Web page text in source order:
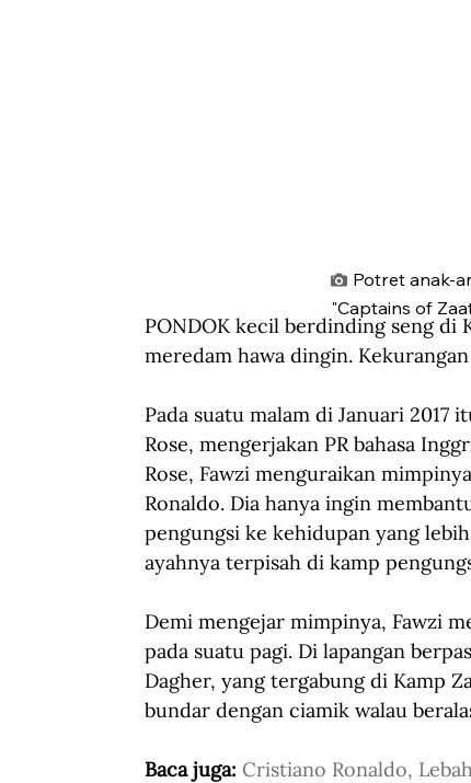
Potret anak-
"Captains of
PONDOK kecil berdinding seng di
meredam hawa dingin.
Pada suatu malam di Januari 2017
Rose, mengerjakan PR bahasa
Rose, Fawzi menguraikan
Ronaldo. Dia hanya ingin
pengungsi ke kehidupan yang
ayahnya terpisah di kamp
Demi mengejar mimpinya, Fawzi
pada suatu pagi. Di lapangan
Dagher, yang tergabung di Kamp
bundar dengan ciamik walau
Baca juga: Cristiano Ronaldo,